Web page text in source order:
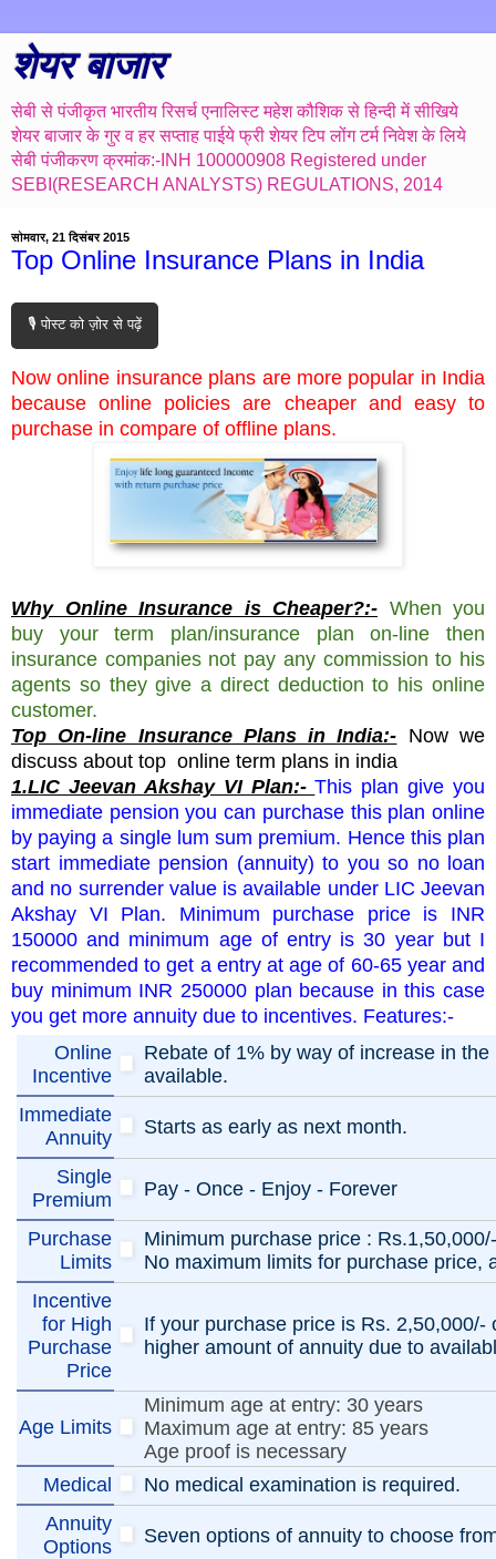
शेयर बाजार
सेबी से पंजीकृत भारतीय रिसर्च एनालिस्ट महेश कौशिक से हिन्दी में सीखिये
शेयर बाजार के गुर व हर सप्ताह पाईये फ्री शेयर टिप लोंग टर्म निवेश के लिये
सेबी पंजीकरण क्रमांक:-INH 100000908 Registered under
SEBI(RESEARCH ANALYSTS) REGULATIONS, 2014
सोमवार, 21 दिसंबर 2015
Top Online Insurance Plans in India
🎙️ पोस्ट को ज़ोर से पढ़ें
Now online insurance plans are more popular in India
because online policies are cheaper and easy to
purchase in compare of offline plans.
Why Online Insurance is Cheaper?:- When you
buy your term plan/insurance plan on-line then
insurance companies not pay any commission to his
agents so they give a direct deduction to his online
customer.
Top On-line Insurance Plans in India:- Now we
discuss about top online term plans in india
1.LIC Jeevan Akshay VI Plan:-This plan give you
immediate pension you can purchase this plan online
by paying a single lum sum premium. Hence this plan
start immediate pension (annuity) to you so no loan
and no surrender value is available under LIC Jeevan
Akshay VI Plan. Minimum purchase price is INR
150000 and minimum age of entry is 30 year but I
recommended to get a entry at age of 60-65 year and
buy minimum INR 250000 plan because in this case
you get more annuity due to incentives. Features:-
Online
Incentive
Rebate of 1% by way of increase in
available.
Immediate
Annuity
Starts as early as next month.
Single
Premium
Pay - Once - Enjoy - Forever
Purchase
Limits
Minimum purchase price : Rs.1,50,000/-
No maximum limits for purchase price,
Incentive
for High
Purchase
Price
If your purchase price is Rs. 2,50,000/-
higher amount of annuity due to
Age Limits
Minimum age at entry: 30 years
Maximum age at entry: 85 years
Age proof is necessary
Medical
No medical examination is required.
Annuity
Options
Seven options of annuity to choose